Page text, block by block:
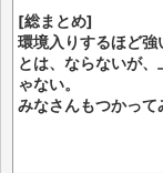
[総まとめ]
環境入りするほど強
とは、ならないが
ゃない。
みなさんもつかって